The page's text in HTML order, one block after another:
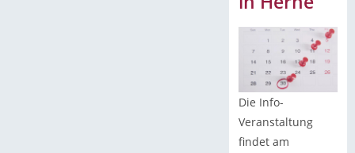
Die Info-
Veranstaltung
findet am